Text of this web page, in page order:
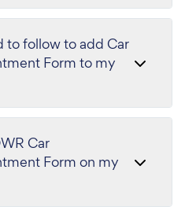
to follow to add Car
Form to my
Car
Form on my